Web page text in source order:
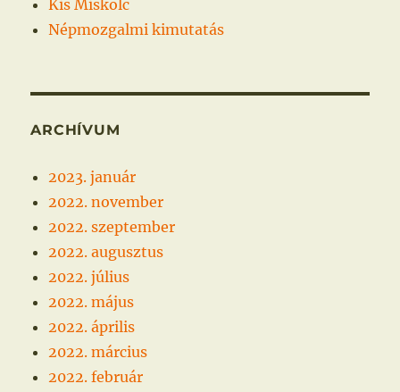
Kis Miskolc
Népmozgalmi kimutatás
ARCHÍVUM
2023. január
2022. november
2022. szeptember
2022. augusztus
2022. július
2022. május
2022. április
2022. március
2022. február